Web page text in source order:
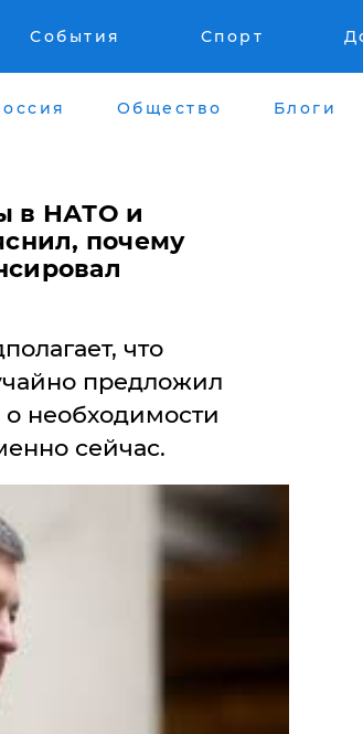
События Спорт
Общество Блоги
в НАТО и
почему
что
предложил
необходимости
сейчас.